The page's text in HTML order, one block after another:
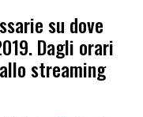
su dove
Dagli orari
streaming